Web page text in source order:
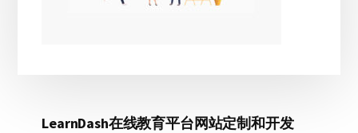
LearnDash在线教育平台网站定制和开发